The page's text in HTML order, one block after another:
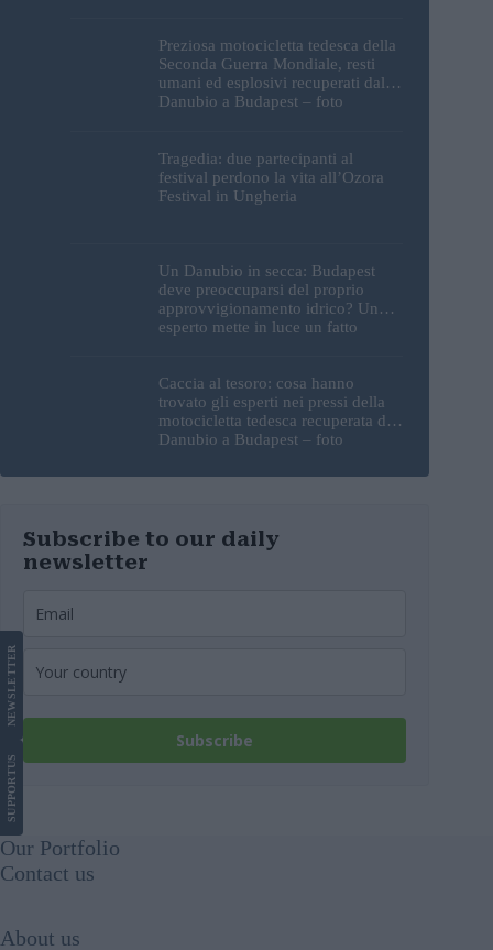
Preziosa motocicletta tedesca della
Seconda Guerra Mondiale, resti
umani ed esplosivi recuperati dal
Danubio a Budapest – foto
Tragedia: due partecipanti al
festival perdono la vita all’Ozora
Festival in Ungheria
Un Danubio in secca: Budapest
deve preoccuparsi del proprio
approvvigionamento idrico? Un
esperto mette in luce un fatto
Caccia al tesoro: cosa hanno
trovato gli esperti nei pressi della
motocicletta tedesca recuperata dal
Danubio a Budapest – foto
Subscribe to our daily
newsletter
Subscribe
SUPPORT
US
NEWS
LETTER
Our Portfolio
Contact us
About us